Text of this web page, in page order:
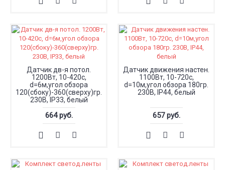
Датчик дв-я потол.
1200Вт, 10-420с,
d=6м,угол обзора
120(сбоку)-360(сверху)гр.
230В, IP33, белый
664 руб.
Датчик движения настен.
1100Вт, 10-720с,
d=10м,угол обзора 180гр.
230В, IP44, белый
657 руб.